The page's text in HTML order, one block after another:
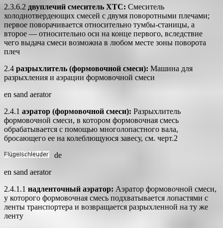
2.3.6.2 двуплечий смеситель ХТС: Смеситель
холоднотвердеющих смесей с двумя поворотными плечами;
первое поворачивается относительно тумбы-станицы, а
второе — относительно оси на конце первого, вследствие
чего выдача смеси возможна в любом месте зоны поворота
плеч
2.4 разрыхлитель (формовочной смеси): Машина для
разрыхления и аэрации формовочной смеси
en sand aerator
2.4.1 аэратор (формовочной смеси): Разрыхлитель
формовочной смеси, в котором формовочная смесь
обрабатывается с помощью многолопастного вала,
бросающего ее на колеблющуюся завесу, см. черт.2
de
en sand aerator
2.4.1.1 надленточный аэратор: Аэратор формовочной смеси,
у которого формовочная смесь подхватывается лопастями с
ленты транспортера и возвращается разрыхленной на ту же
ленту